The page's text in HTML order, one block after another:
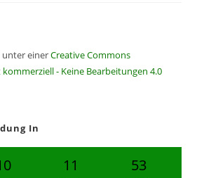
unter einerCreative Commons
- Keine Bearbeitungen 4.0
In
11 52